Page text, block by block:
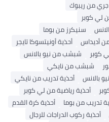
جري من ريبوك
لي كوبر
سنيكرز من بوما
أديداس
أحذية أونيتسوكا تايجر
كوبر
شبشب من نيو بالانس
شبشب من نايكي
بالانس
أحذية تدريب من نايكي
أحذية رياضية من لي كوبر
تدريب من بوما
أحذية كرة القدم
أحذية ركوب الدراجات للرجال